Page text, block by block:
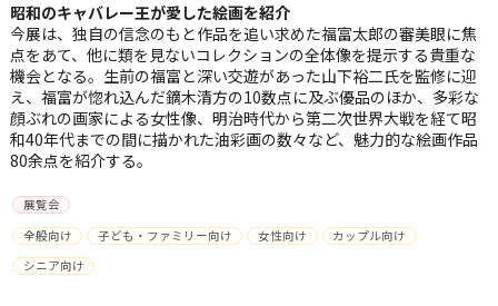
昭和のキャバレー王が愛した絵画を紹介
今展は、独自の信念のもと作品を追い求めた福富太郎の審美眼に焦
点をあて、他に類を見ないコレクションの全体像を提示する貴重な
機会となる。生前の福富と深い交遊があった山下裕二氏を監修に迎
え、福富が惚れ込んだ鏑木清方の10数点に及ぶ優品のほか、多彩な
顔ぶれの画家による女性像、明治時代から第二次世界大戦を経て昭
和40年代までの間に描かれた油彩画の数々など、魅力的な絵画作品
80余点を紹介する。
展覧会
全般向け
子ども・ファミリー向け 女性向け
カップル向け
シニア向け